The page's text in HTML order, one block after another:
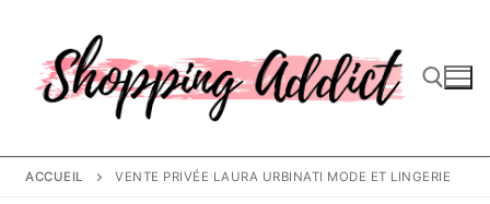
contenu
Rechercher :
ACCUEIL VENTE PRIVÉE LAURA URBINATI MODE ET LINGERIE